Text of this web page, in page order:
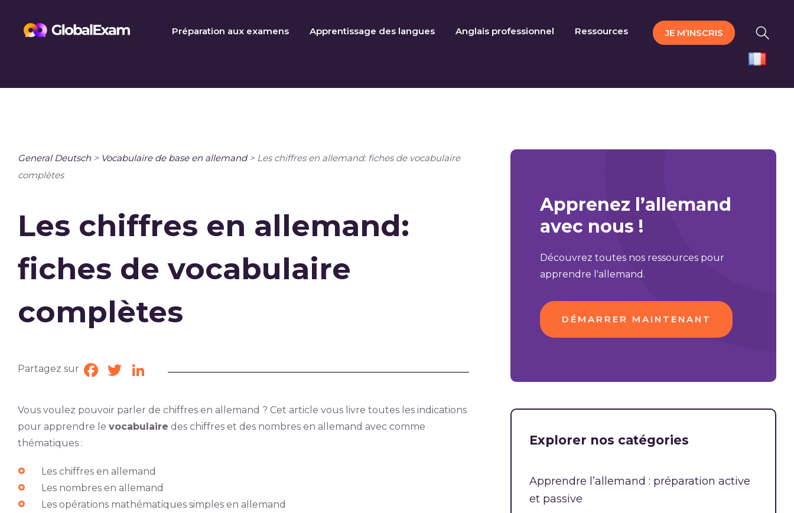
Préparation aux examens Apprentissage des langues Anglais professionnel Ressources JE M’INSCRIS
General Deutsch > Vocabulaire de base en allemand> Les chiffres en allemand: fiches de vocabulaire
complètes
Les chiffres en allemand:
fiches de vocabulaire
complètes
Partagez sur Facebook
TwitterLinkedIn
Vous voulez pouvoir parler de chiffres en allemand ? Cet article vous livre toutes les indications
pour apprendre le vocabulaire des chiffres et des nombres en allemand avec comme
thématiques :
Les chiffres en allemand
Les nombres en allemand
Les opérations mathématiques simples en allemand
Apprenez l’allemand
avec nous !
Découvrez toutes nos ressources pour
apprendre l'allemand.
DÉMARRER MAINTENANT
Explorer nos catégories
Apprendre l’allemand : préparation active
et passive